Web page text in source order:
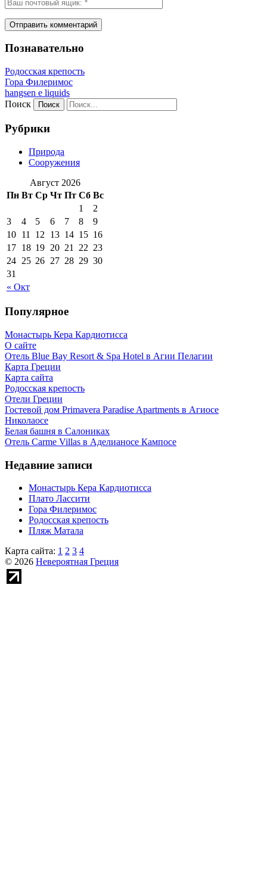
Познавательно
Родосская крепость
Гора Филеримос
hangsen e liquids
Поиск
Рубрики
Природа
Сооружения
Август 2026
Пн Вт Ср Чт Пт Сб Вс
« Окт
1
2
3
4 5 6 7 8
9
10 11 12 13 14 15 16
17 18 19 20 21 22 23
24 25 26 27 28 29 30
31
Популярное
Монастырь Кера Кардиотисса
О сайте
Отель Blue Bay Resort & Spa Hotel в Агии Пелагии
Карта Греции
Карта сайта
Родосская крепость
Отели Греции
Гостевой дом Primavera Paradise Apartments в Агиосе
Николаосе
Белая башня в Салониках
Отель Carme Villas в Аделианосе Кампосе
Недавние записи
Монастырь Кера Кардиотисса
Плато Лассити
Гора Филеримос
Родосская крепость
Пляж Матала
Карта сайта: 1 2 3 4
© 2026 Невероятная Греция